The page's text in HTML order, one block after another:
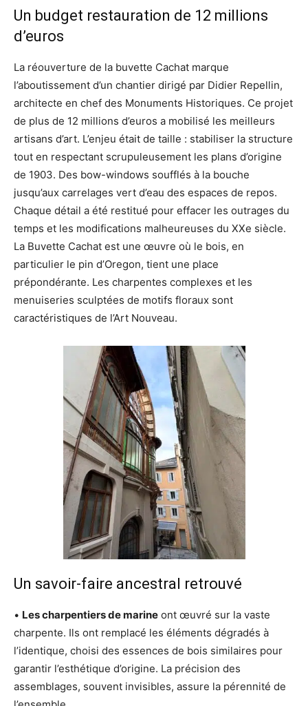
Un budget restauration de 12 millions
d’euros
La réouverture de la buvette Cachat marque
l’aboutissement d’un chantier dirigé par Didier Repellin,
architecte en chef des Monuments Historiques. Ce projet
de plus de 12 millions d’euros a mobilisé les meilleurs
artisans d’art. L’enjeu était de taille : stabiliser la structure
tout en respectant scrupuleusement les plans d’origine
de 1903. Des bow-windows soufflés à la bouche
jusqu’aux carrelages vert d’eau des espaces de repos.
Chaque détail a été restitué pour effacer les outrages du
temps et les modifications malheureuses du XXe siècle.
La Buvette Cachat est une œuvre où le bois, en
particulier le pin d’Oregon, tient une place
prépondérante. Les charpentes complexes et les
menuiseries sculptées de motifs floraux sont
caractéristiques de l’Art Nouveau.
Un savoir-faire ancestral retrouvé
• Les charpentiers de marine ont œuvré sur la vaste
charpente. Ils ont remplacé les éléments dégradés à
l’identique, choisi des essences de bois similaires pour
garantir l’esthétique d’origine. La précision des
assemblages, souvent invisibles, assure la pérennité de